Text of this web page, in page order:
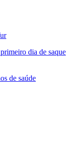
dia de saque
de saúde